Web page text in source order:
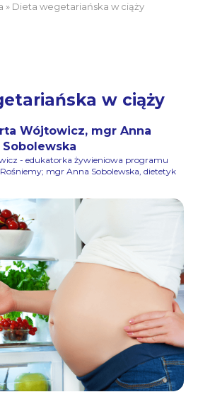
» Dieta wegetariańska w ciąży
w ciąży
Wójtowicz, mgr Anna
Sobolewska
- edukatorka żywieniowa programu
mgr Anna Sobolewska, dietetyk